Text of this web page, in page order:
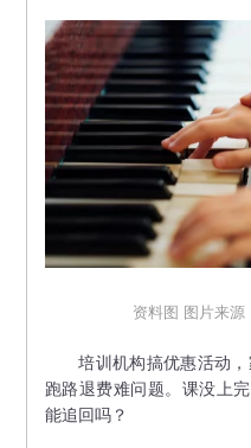
科普活动
资料图 图片来源
培训机构搞优惠活动，
跑路退费难问题。课没上
能追回吗？